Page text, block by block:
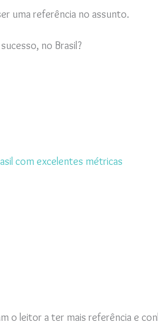
uma referência no assunto.
no Brasil?
com excelentes métricas
o leitor a ter mais referência e